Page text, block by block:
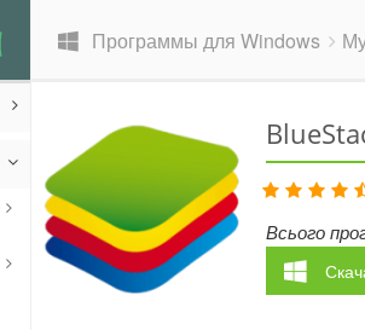
Программы для Windows
Всього